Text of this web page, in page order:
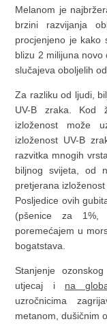
Melanom je
brzini razvijanja
procjenjeno je kako
blizu 2 milijuna novo
slučajeva oboljelih
Za razliku od ljudi,
UV-B zraka. Kod
izloženost može
izloženost UV-B
razvitka mnogih
biljnog svijeta, od
pretjerana
Posljedice ovih
(pšenice za
poremećajem u
bogatstava.
Stanjenje
utjecaj i na
uzročnicima
metanom, dušičnim